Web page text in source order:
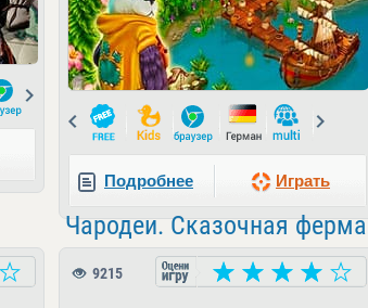
Prev
Подробнее Играть
Чародеи. Сказочная ферма
9215